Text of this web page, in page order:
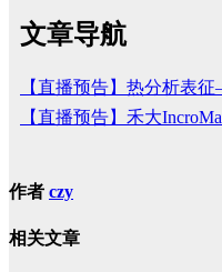
文章导航
【直播预告】热分析表
【直播预告】禾大
作者 czy
相关文章